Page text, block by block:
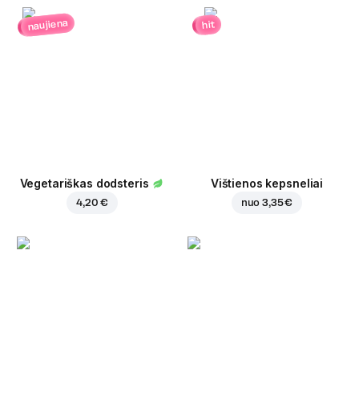
naujiena
Vegetariškas dodsteris
4,20 €
hit
Vištienos kepsneliai
nuo3,35 €